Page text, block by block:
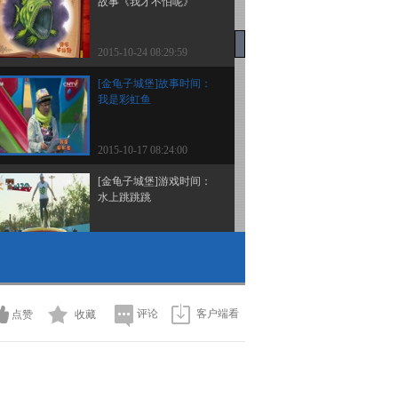
2015-10-24 08:29:59
[金龟子城堡]故事时间：
我是彩虹鱼
2015-10-17 08:24:00
[金龟子城堡]游戏时间：
水上跳跳跳
2015-10-17 08:22:00
点赞 收藏 评论 客户端看